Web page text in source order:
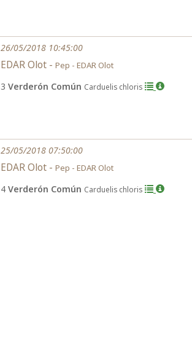
26/05/2018 10:45:00
EDAR Olot - Pep - EDAR Olot
3 Verderón Común Carduelis chloris
25/05/2018 07:50:00
EDAR Olot - Pep - EDAR Olot
4 Verderón Común Carduelis chloris